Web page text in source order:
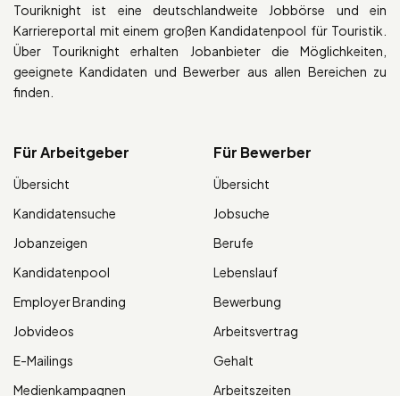
Touriknight ist eine deutschlandweite Jobbörse und ein
Karriereportal mit einem großen Kandidatenpool für Touristik.
Über Touriknight erhalten Jobanbieter die Möglichkeiten,
geeignete Kandidaten und Bewerber aus allen Bereichen zu
finden.
Für Arbeitgeber
Übersicht
Kandidatensuche
Jobanzeigen
Kandidatenpool
Employer Branding
Jobvideos
E-Mailings
Medienkampagnen
Für Bewerber
Übersicht
Jobsuche
Berufe
Lebenslauf
Bewerbung
Arbeitsvertrag
Gehalt
Arbeitszeiten